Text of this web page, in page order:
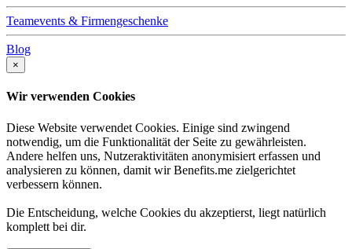
Teamevents & Firmengeschenke
Blog
×
Wir verwenden Cookies
Diese Website verwendet Cookies. Einige sind zwingend
notwendig, um die Funktionalität der Seite zu gewährleisten.
Andere helfen uns, Nutzeraktivitäten anonymisiert erfassen und
analysieren zu können, damit wir Benefits.me zielgerichtet
verbessern können.
Die Entscheidung, welche Cookies du akzeptierst, liegt natürlich
komplett bei dir.